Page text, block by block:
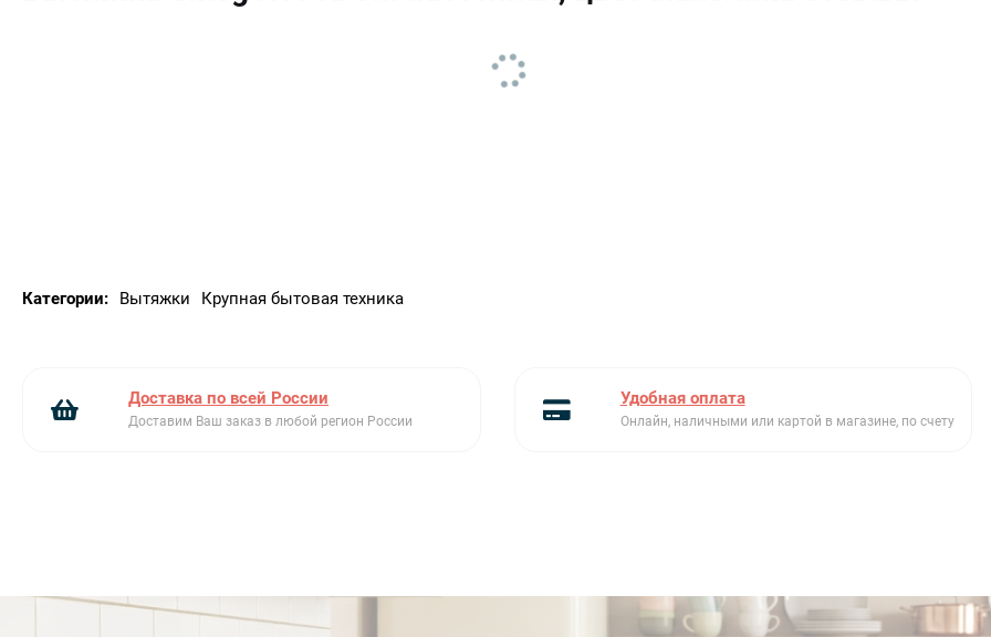
Шкала цветовой температуры света (°К): 3000 °K
Жироулавливающие фильтры: Алюминий
Диаметр воздуховода: 150 мм
Категории: Вытяжки Крупная бытовая техника
Доставка по всей России
Доставим Ваш заказ в любой регион России
Удобная оплата
Онлайн, наличными или картой в магазине, по счету